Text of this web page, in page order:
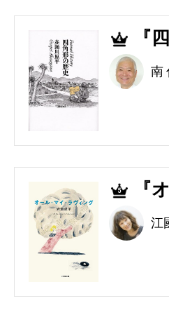
4 『
南
5 『
江